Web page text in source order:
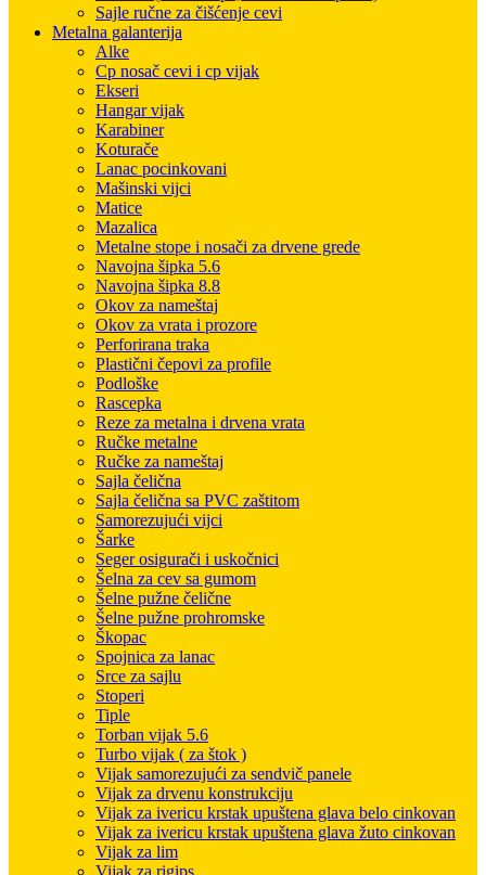
Sajle ručne za čišćenje cevi
Metalna galanterija
Alke
Cp nosač cevi i cp vijak
Ekseri
Hangar vijak
Karabiner
Koturače
Lanac pocinkovani
Mašinski vijci
Matice
Mazalica
Metalne stope i nosači za drvene grede
Navojna šipka 5.6
Navojna šipka 8.8
Okov za nameštaj
Okov za vrata i prozore
Perforirana traka
Plastični čepovi za profile
Podloške
Rascepka
Reze za metalna i drvena vrata
Ručke metalne
Ručke za nameštaj
Sajla čelična
Sajla čelična sa PVC zaštitom
Samorezujući vijci
Šarke
Seger osigurači i uskočnici
Šelna za cev sa gumom
Šelne pužne čelične
Šelne pužne prohromske
Škopac
Spojnica za lanac
Srce za sajlu
Stoperi
Tiple
Torban vijak 5.6
Turbo vijak ( za štok )
Vijak samorezujući za sendvič panele
Vijak za drvenu konstrukciju
Vijak za ivericu krstak upuštena glava belo cinkovan
Vijak za ivericu krstak upuštena glava žuto cinkovan
Vijak za lim
Vijak za rigips